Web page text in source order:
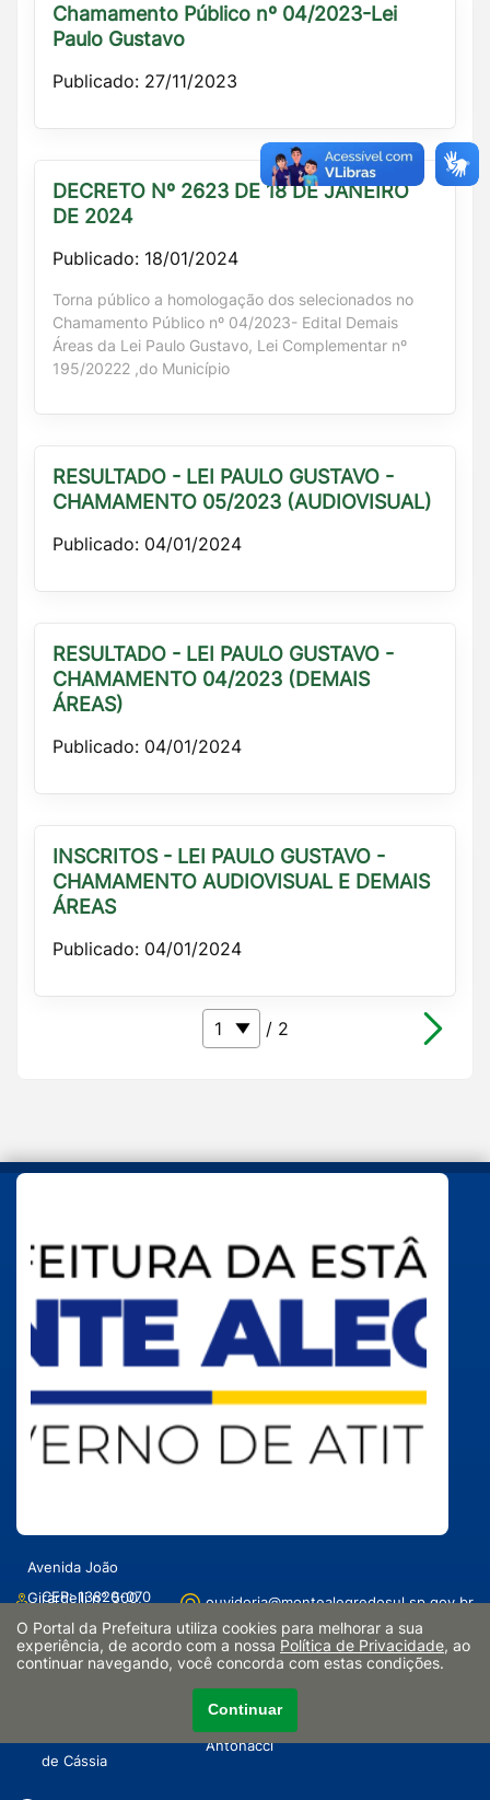
Chamamento Público nº 04/2023-Lei
Paulo Gustavo
Publicado: 27/11/2023
DECRETO Nº 2623 DE 18 DE JANEIRO
DE 2024
Publicado: 18/01/2024
Torna público a homologação dos selecionados no
Chamamento Público nº 04/2023- Edital Demais
Áreas da Lei Paulo Gustavo, Lei Complementar nº
195/20222 ,do Município
RESULTADO - LEI PAULO GUSTAVO -
CHAMAMENTO 05/2023 (AUDIOVISUAL)
Publicado: 04/01/2024
RESULTADO - LEI PAULO GUSTAVO -
CHAMAMENTO 04/2023 (DEMAIS
ÁREAS)
Publicado: 04/01/2024
INSCRITOS - LEI PAULO GUSTAVO -
CHAMAMENTO AUDIOVISUAL E DEMAIS
ÁREAS
Publicado: 04/01/2024
/ 2
Avenida João
Girardelli n° 500,
Centro
CEP: 13820-070 ouvidoria@montealegredosul.sp.gov.br
(19) 3174-0001
Segunda a sexta-feira das 9h às 16h
de Cássia
e-Ouve – Responsável: Mariana
Antonacci
O Portal da Prefeitura utiliza cookies para melhorar a sua
experiência, de acordo com a nossa Política de Privacidade, ao
continuar navegando, você concorda com estas condições.
Continuar